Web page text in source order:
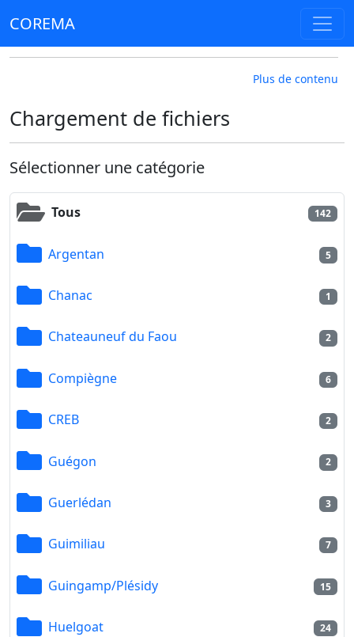
COREMA
Plus de contenu
Chargement de fichiers
Sélectionner une catégorie
Tous 142
Argentan 5
Chanac 1
Chateauneuf du Faou 2
Compiègne 6
CREB 2
Guégon 2
Guerlédan 3
Guimiliau 7
Guingamp/Plésidy 15
Huelgoat 24